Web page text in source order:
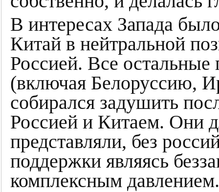
В интересах Запада
Китай в нейтральной
Россией. Все
(включая Белоруссию,
собирался задушить
Россией и Китаем. Они
представляли, без
поддержки являясь
комплексным давлением.